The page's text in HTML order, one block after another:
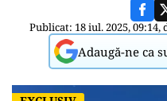
Publicat: 18 iul. 2025, 09:14,
Adaugă-ne ca